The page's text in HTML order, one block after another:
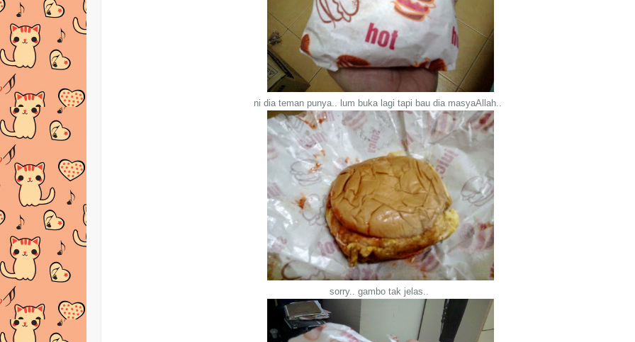
ni dia teman punya.. lum buka lagi tapi bau dia masyaAllah..
sorry.. gambo tak jelas..